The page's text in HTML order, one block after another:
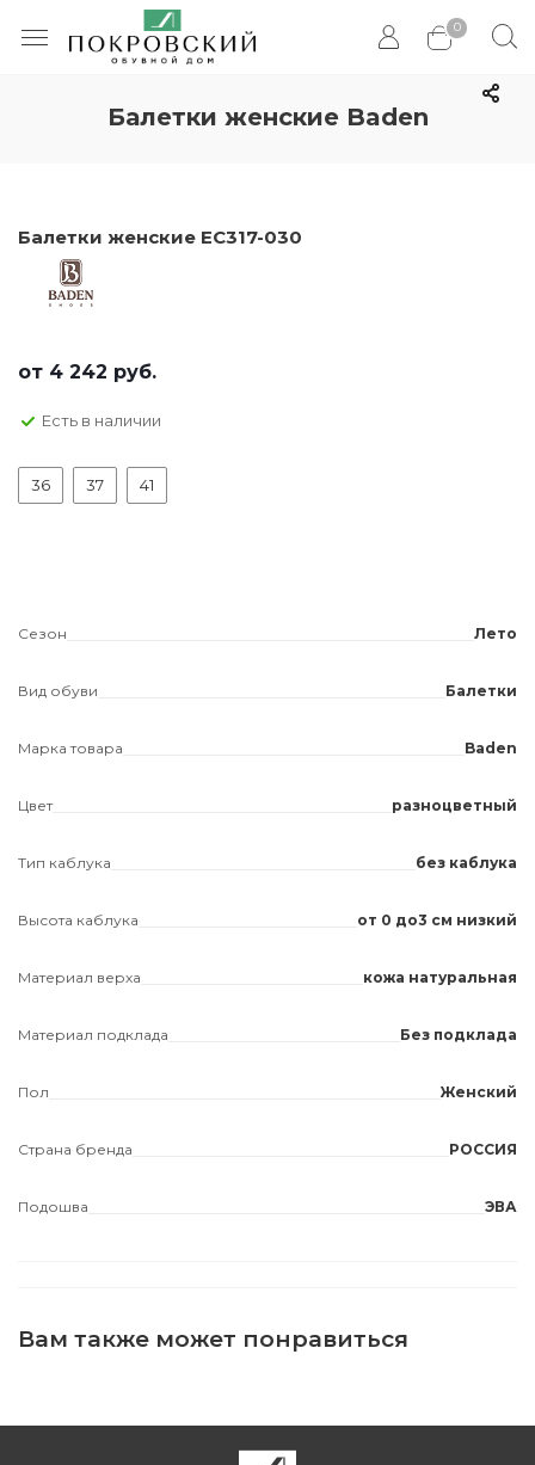
0
Балетки женские Baden
Балетки женские EC317-030
от 4 242 руб.
Есть в наличии
36 37 41
Сезон Лето
Вид обуви Балетки
Марка товара Baden
Цвет разноцветный
Тип каблука без каблука
Высота каблука от 0 до3 см низкий
Материал верха кожа натуральная
Материал подклада Без подклада
Пол Женский
Страна бренда РОССИЯ
Подошва ЭВА
Вам также может понравиться